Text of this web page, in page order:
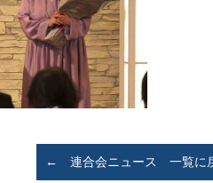
← 連合会ニュース 一覧に